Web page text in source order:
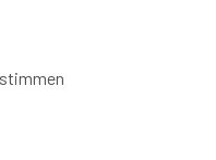
75W/140